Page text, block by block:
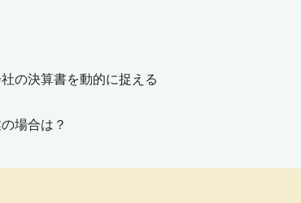
の決算書を動的に捉える
場合は？